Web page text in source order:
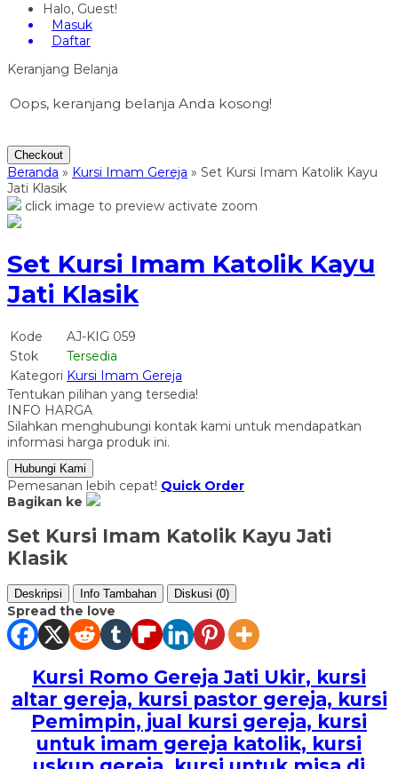
Halo, Guest!
Masuk
Daftar
Keranjang Belanja
Oops, keranjang belanja Anda kosong!
Checkout
Beranda » Kursi Imam Gereja » Set Kursi Imam Katolik Kayu
Jati Klasik
click image to preview activate zoom
Set Kursi Imam Katolik Kayu
Jati Klasik
Kode
AJ-KIG 059
Stok
Tersedia
Kategori Kursi Imam Gereja
Tentukan pilihan yang tersedia!
INFO HARGA
Silahkan menghubungi kontak kami untuk mendapatkan
informasi harga produk ini.
Hubungi Kami
Pemesanan lebih cepat! Quick Order
Bagikan ke
Set Kursi Imam Katolik Kayu Jati
Klasik
Deskripsi Info Tambahan Diskusi (0)
Spread the love
Kursi Romo Gereja Jati Ukir, kursi
altar gereja, kursi pastor gereja, kursi
Pemimpin, jual kursi gereja, kursi
untuk imam gereja katolik, kursi